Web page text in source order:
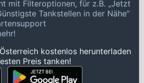
mit Filteroptionen, für z.B. „Jetzt
Tankstellen in der Nähe“
kostenlos herunterladen
Preis tanken!